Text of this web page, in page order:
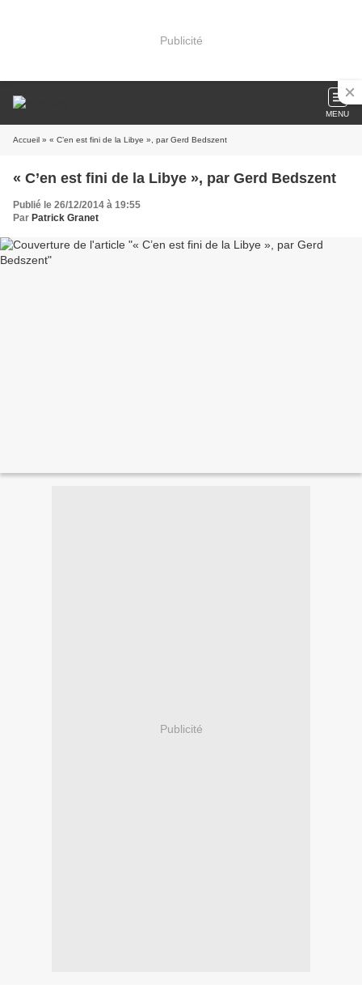
Publicité
MENU
Accueil » « C’en est fini de la Libye », par Gerd Bedszent
« C’en est fini de la Libye », par Gerd Bedszent
Publié le 26/12/2014 à 19:55
Par Patrick Granet
Publicité